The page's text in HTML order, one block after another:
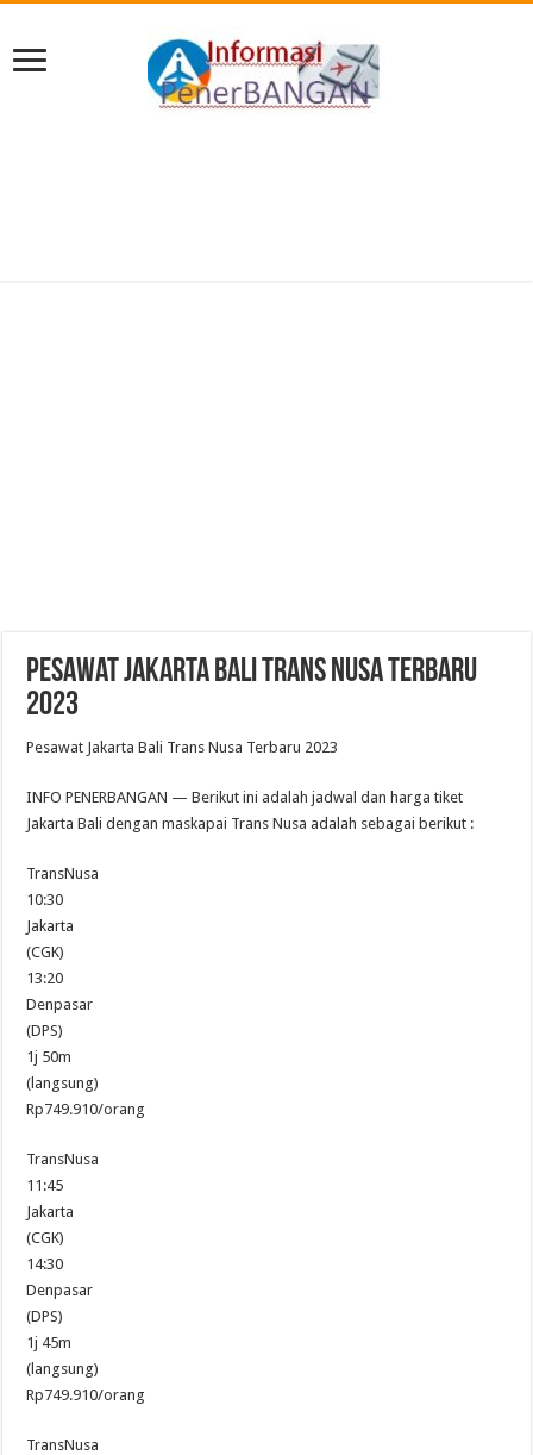
Pesawat Jakarta Bali Trans Nusa Terbaru
2023
Pesawat Jakarta Bali Trans Nusa Terbaru 2023
INFO PENERBANGAN — Berikut ini adalah jadwal dan harga tiket
Jakarta Bali dengan maskapai Trans Nusa adalah sebagai berikut :
TransNusa
10:30
Jakarta
(CGK)
13:20
Denpasar
(DPS)
1j 50m
(langsung)
Rp749.910/orang
TransNusa
11:45
Jakarta
(CGK)
14:30
Denpasar
(DPS)
1j 45m
(langsung)
Rp749.910/orang
TransNusa